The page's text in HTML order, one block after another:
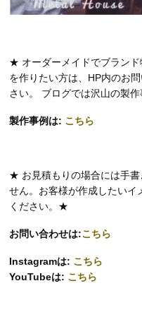
★ オーダーメイドでブラン
を作りたい方は、HP内のお
さい。 ブログでは沢山の製
製作事例は: こちら
★ お見積もりの場合には手書
せん。お客様が作成したいイ
ください。★
お問い合わせは:こちら
Instagramは: こちら
YouTubeは: こちら